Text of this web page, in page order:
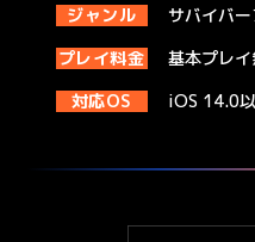
ジャンル
サバイバ
プレイ料金
基本プレイ
対応OS
iOS 14.0